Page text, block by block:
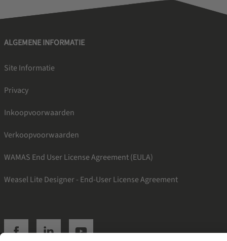
ALGEMENE INFORMATIE
Site Informatie
Privacy
Inkoopvoorwaarden
Verkoopvoorwaarden
WAMAS End User License Agreement (EULA)
Weasel Lite Designer - End-User License Agreement
SSI facebookSSI linkedinSSI youtube